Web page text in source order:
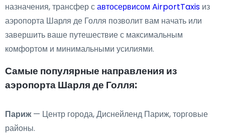
назначения, трансфер савтосервисом AirportTaxis из
аэропорта Шарля де Голля позволит вам начать или
завершить ваше путешествие с максимальным
комфортом и минимальными усилиями.
Самые популярные направления из
аэропорта Шарля де Голля:
Париж— Центр города, Диснейленд Париж, торговые
районы.